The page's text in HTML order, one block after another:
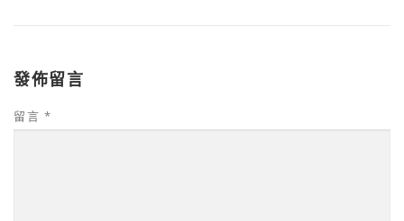
發佈留言
留言 *